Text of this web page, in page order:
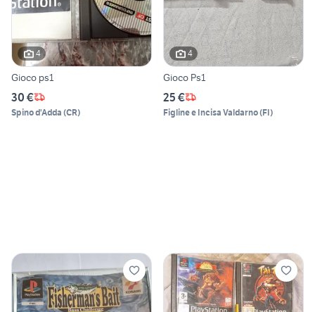
4
Gioco ps1
30 €
Spino d'Adda (CR)
4
Gioco Ps1
25 €
Figline e Incisa Valdarno(FI)